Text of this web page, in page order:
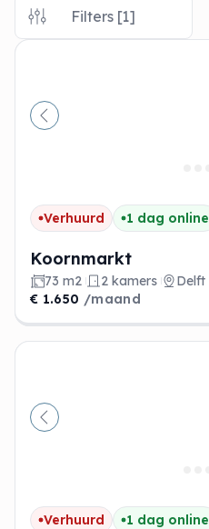
Filters [1]
Vorige
Verhuurd 1 dag online
Koornmarkt
73 m2 2 kamers
Delft
€ 1.650 /maand
Vorige
Verhuurd 1 dag online